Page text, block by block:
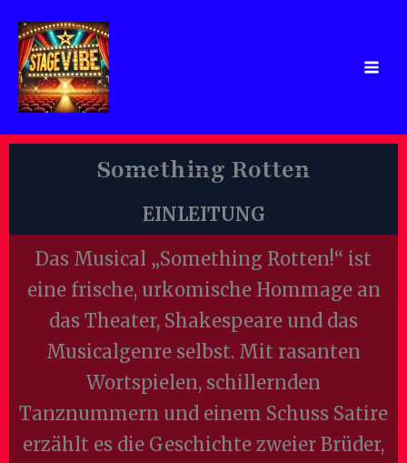
Inhalt
springen
Something Rotten
EINLEITUNG
Das Musical „Something Rotten!“ ist
eine frische, urkomische Hommage an
das Theater, Shakespeare und das
Musicalgenre selbst. Mit rasanten
Wortspielen, schillernden
Tanznummern und einem Schuss Satire
erzählt es die Geschichte zweier Brüder,